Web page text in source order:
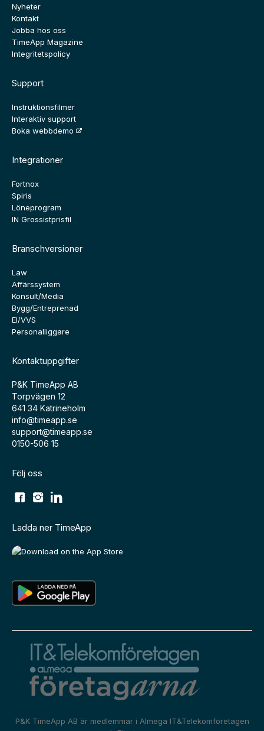
Nyheter
Kontakt
Jobba hos oss
TimeApp Magazine
Integritetspolicy
Support
Instruktionsfilmer
Interaktiv support
Boka webbdemo
Integrationer
Fortnox
Spiris
Löneprogram
IN Grossistprisfil
Branschversioner
Law
Affärssystem
Konsult/Media
Bygg/Entreprenad
El/VVS
Personalliggare
Kontaktuppgifter
P&K TimeApp AB
Torpvägen 12
641 34 Katrineholm
info@timeapp.se
support@timeapp.se
0150-506 15
Följ oss
Ladda ner TimeApp
P&K TimeApp AB är medlemmar i Almega IT&Telekomföretagen